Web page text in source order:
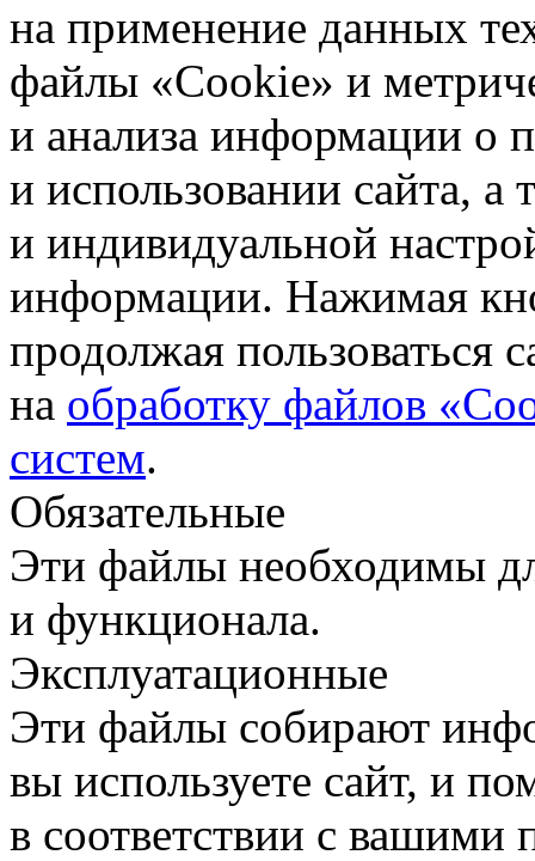
на применение данных
файлы «Cookie» и
и анализа информации о
и использовании сайта,
и индивидуальной
информации. Нажимая
продолжая пользоваться
на обработку файлов
систем.
Обязательные
Эти файлы необходимы
и функционала.
Эксплуатационные
Эти файлы собирают
вы используете сайт, и
в соответствии с вашими